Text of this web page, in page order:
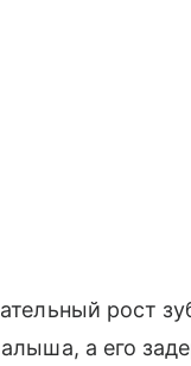
рост
а его